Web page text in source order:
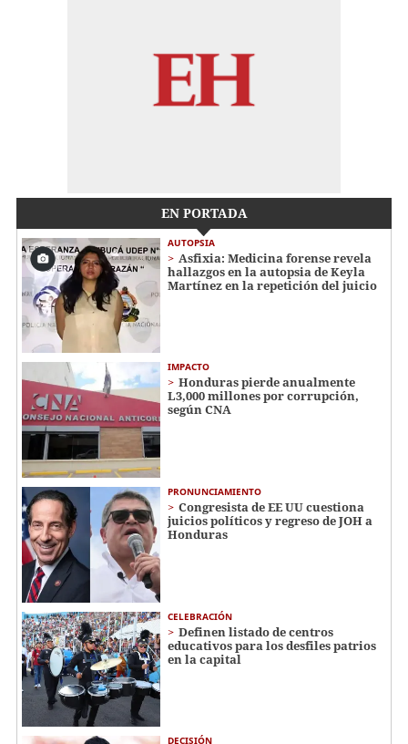
EN PORTADA
AUTOPSIA
Asfixia: Medicina forense revela
hallazgos en la autopsia de Keyla
Martínez en la repetición del juicio
IMPACTO
Honduras pierde anualmente
L3,000 millones por corrupción,
según CNA
PRONUNCIAMIENTO
Congresista de EE UU cuestiona
juicios políticos y regreso de JOH a
Honduras
CELEBRACIÓN
Definen listado de centros
educativos para los desfiles patrios
en la capital
DECISIÓN